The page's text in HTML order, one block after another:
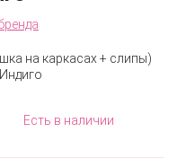
Есть в наличии